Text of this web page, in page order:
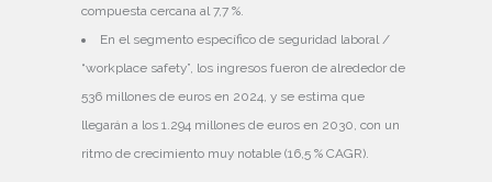
compuesta cercana al 7,7 %.
En el segmento específico de seguridad laboral /
“workplace safety”, los ingresos fueron de alrededor de
536 millones de euros en 2024, y se estima que
llegarán a los 1.294 millones de euros en 2030, con un
ritmo de crecimiento muy notable (16,5 % CAGR).